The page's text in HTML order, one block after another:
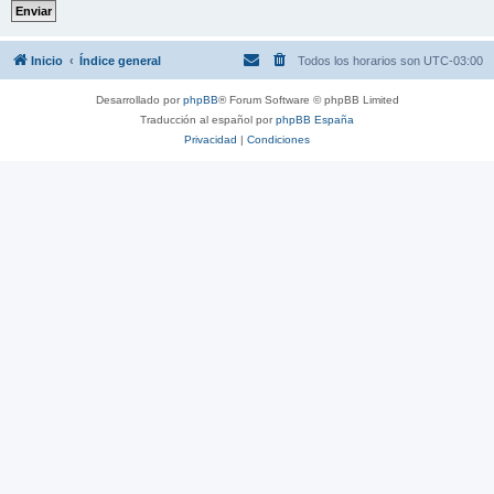
Inicio Índice general Todos los horarios son UTC-03:00
Desarrollado porphpBB® Forum Software © phpBB Limited
Traducción al español porphpBB España
Privacidad | Condiciones